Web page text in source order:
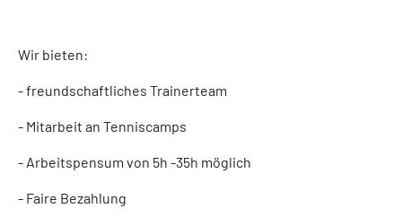
Wir bieten:
- freundschaftliches Trainerteam
- Mitarbeit an Tenniscamps
- Arbeitspensum von 5h -35h möglich
- Faire Bezahlung